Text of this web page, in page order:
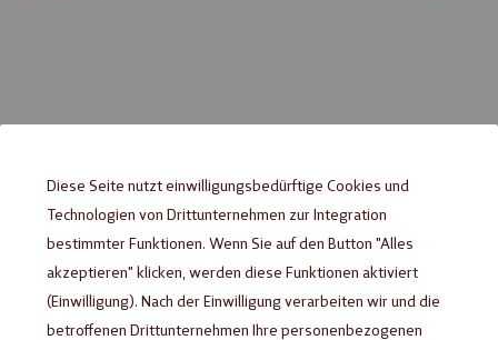
Bildgalerie
Bildgalerie
Diese Seite nutzt einwilligungsbedürftige Cookies und
Technologien von Drittunternehmen zur Integration
bestimmter Funktionen. Wenn Sie auf den Button "Alles
akzeptieren" klicken, werden diese Funktionen aktiviert
(Einwilligung). Nach der Einwilligung verarbeiten wir und die
betroffenen Drittunternehmen Ihre personenbezogenen